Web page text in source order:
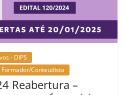
- DIPS
Conteudista
Reabertura –